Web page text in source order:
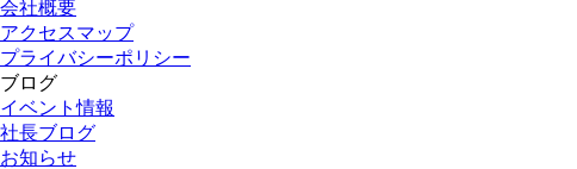
会社概要
アクセスマップ
プライバシーポリシー
ブログ
イベント情報
社長ブログ
お知らせ